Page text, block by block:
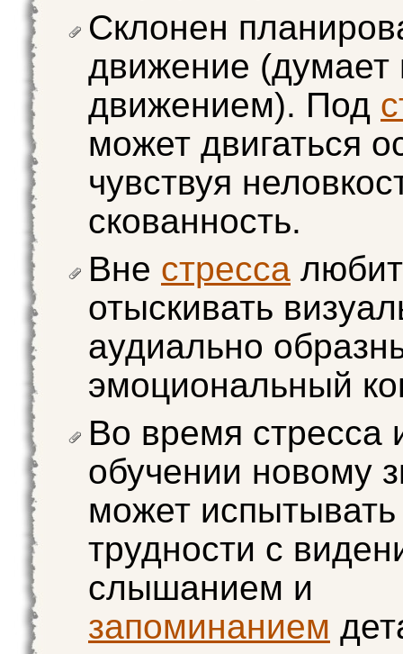
Склонен
движение (думает
движением). Под
может двигаться
чувствуя
скованность.
Вне стресса любит
отыскивать
аудиально
эмоциональный
Во время стресса
обучении новому
может испытывать
трудности с
слышанием и
запоминанием